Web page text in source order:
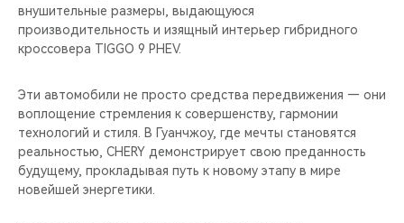
внушительные размеры, выдающуюся
производительность и изящный интерьер гибридного
кроссовера TIGGO 9 PHEV.
Эти автомобили не просто средства передвижения — они
воплощение стремления к совершенству, гармонии
технологий и стиля. В Гуанчжоу, где мечты становятся
реальностью, CHERY демонстрирует свою преданность
будущему, прокладывая путь к новому этапу в мире
новейшей энергетики.